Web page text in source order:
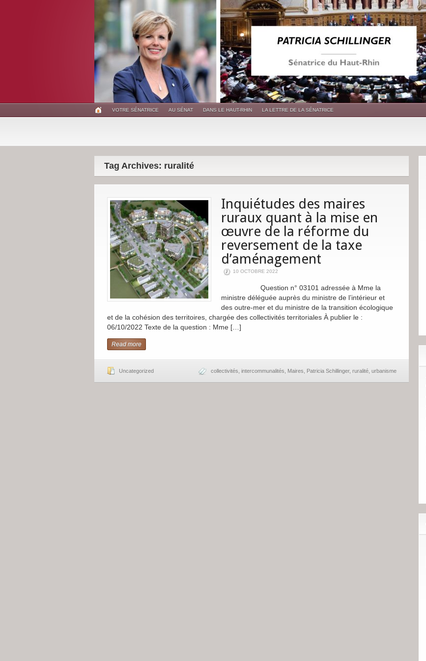
VOTRE SÉNATRICE AU SÉNAT DANS LE HAUT-RHIN LA LETTRE DE LA SÉNATRICE
Tag Archives: ruralité
Inquiétudes des maires
ruraux quant à la mise en
œuvre de la réforme du
reversement de la taxe
d’aménagement
10 OCTOBRE 2022
Question n° 03101 adressée à Mme la
ministre déléguée auprès du ministre de l’intérieur et
des outre-mer et du ministre de la transition écologique
et de la cohésion des territoires, chargée des collectivités territoriales À publier le :
06/10/2022 Texte de la question : Mme […]
Read more
Uncategorized collectivités intercommunalités Maires Patricia Schillinger, ruralité urbanisme